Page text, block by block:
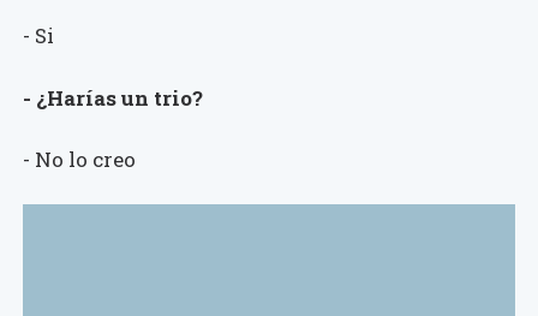
- Si
- ¿Harías un trio?
- No lo creo